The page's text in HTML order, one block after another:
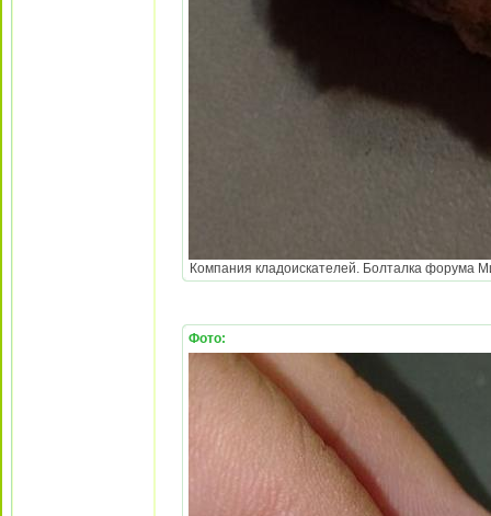
Компания кладоискателей. Болталка форума
Фото: